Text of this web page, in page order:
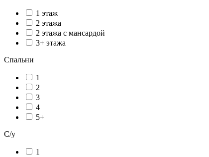
1 этаж
2 этажа
2 этажа с мансардой
3+ этажа
Спальни
1
2
3
4
5+
С/у
1